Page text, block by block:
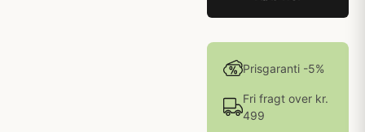
Prisgaranti -5%
Fri fragt over kr.
499